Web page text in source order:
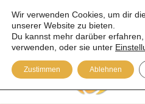
Zum
Inhalt
springen
Wir verwenden Cookies, um dir
unserer Website zu bieten.
Du kannst mehr darüber
verwenden, oder sie unter
Zustimmen Ablehnen